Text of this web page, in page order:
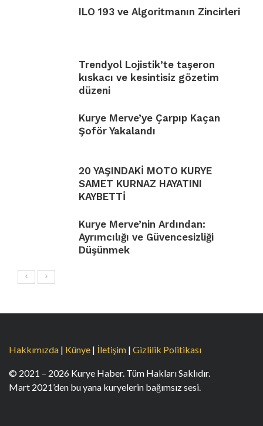
ILO 193 ve Algoritmanın Zincirleri
Trendyol Lojistik’te taşeron
kıskacı ve kesintisiz gözetim
düzeni
Kurye Merve’ye Çarpıp Kaçan
Şoför Yakalandı
20 YAŞINDAKİ MOTO KURYE
SAMET KURNAZ HAYATINI
KAYBETTİ
Kurye Merve’nin Ardından:
Ayrımcılığı ve Güvencesizliği
Düşünmek
Hakkımızda | Künye | İletişim | Gizlilik Politikası
© 2021 – 2026 Kurye Haber. Tüm Hakları Saklıdır.
Mart 2021’den bu yana kuryelerin bağımsız sesi.